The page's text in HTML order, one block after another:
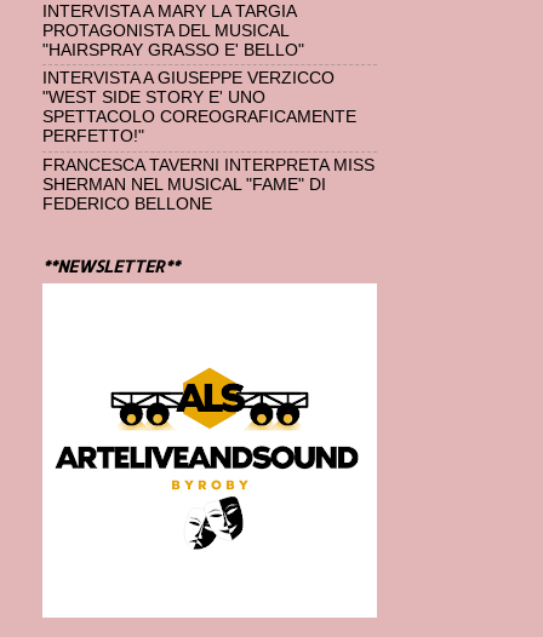
INTERVISTA A MARY LA TARGIA
PROTAGONISTA DEL MUSICAL
"HAIRSPRAY GRASSO E' BELLO"
INTERVISTA A GIUSEPPE VERZICCO
"WEST SIDE STORY E' UNO
SPETTACOLO COREOGRAFICAMENTE
PERFETTO!"
FRANCESCA TAVERNI INTERPRETA MISS
SHERMAN NEL MUSICAL "FAME" DI
FEDERICO BELLONE
**NEWSLETTER**